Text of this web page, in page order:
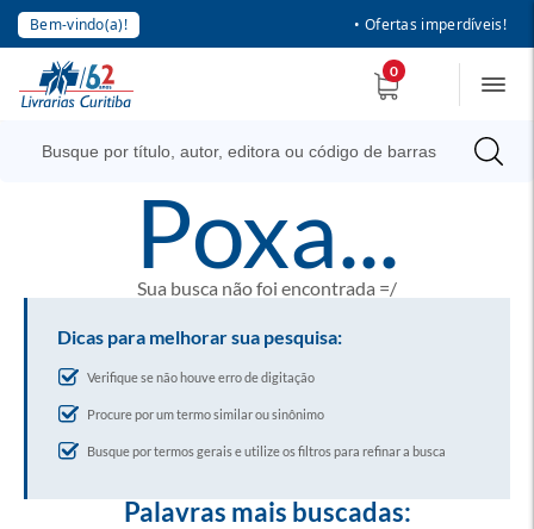
Bem-vindo(a)! • Ofertas imperdíveis!
0
poxa...
Sua busca não foi encontrada =/
Dicas para melhorar sua pesquisa:
Verifique se não houve erro de digitação
Procure por um termo similar ou sinônimo
Busque por termos gerais e utilize os filtros para refinar a busca
Palavras mais buscadas: